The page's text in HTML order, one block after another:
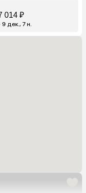
014 ₽
дек., 7 н.